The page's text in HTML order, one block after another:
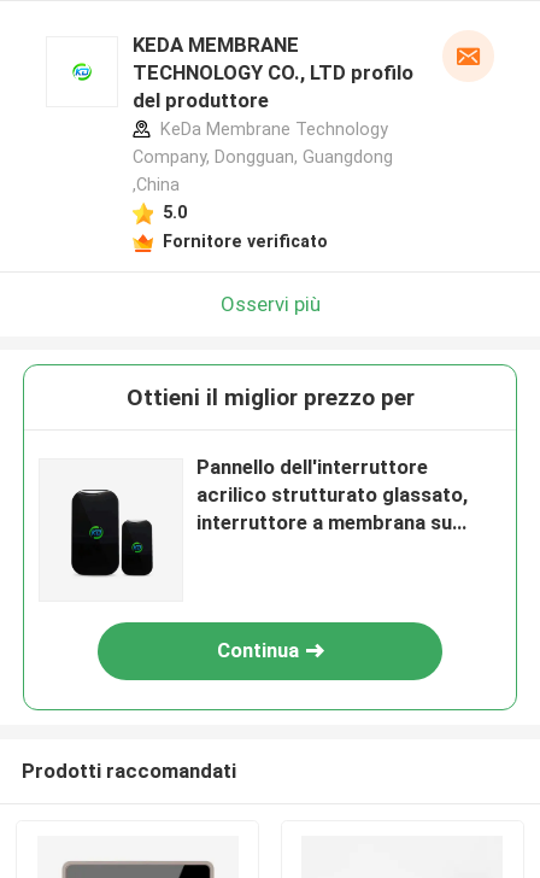
KEDA MEMBRANE
TECHNOLOGY CO., LTD profilo
del produttore
KeDa Membrane Technology
Company, Dongguan, Guangdong
,China
5.0
Fornitore verificato
Osservi più
Ottieni il miglior prezzo per
Pannello dell'interruttore
acrilico strutturato glassato,
interruttore a membrana su
Continua
Prodotti raccomandati